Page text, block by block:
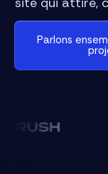
Parlons